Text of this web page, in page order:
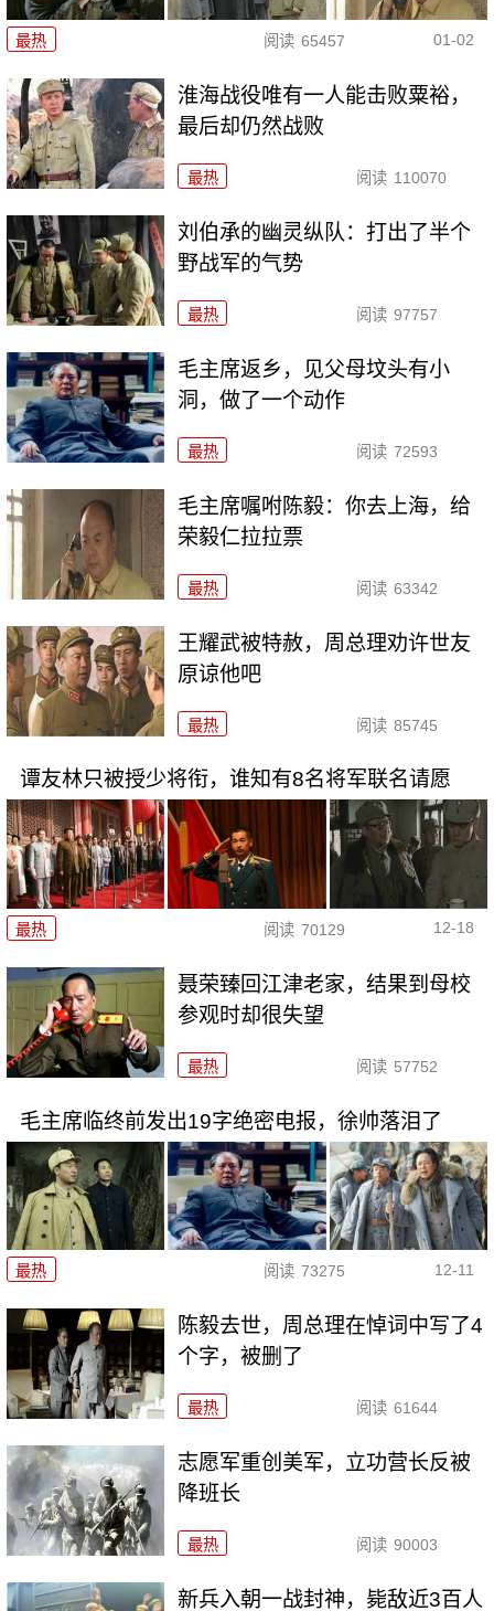
最热 阅读 65457 01-02
淮海战役唯有一人能击败粟裕，
最后却仍然战败
最热 阅读 110070
刘伯承的幽灵纵队：打出了半个
野战军的气势
最热 阅读 97757
毛主席返乡，见父母坟头有小
洞，做了一个动作
最热 阅读 72593
毛主席嘱咐陈毅：你去上海，给
荣毅仁拉拉票
最热 阅读 63342
王耀武被特赦，周总理劝许世友
原谅他吧
最热 阅读 85745
谭友林只被授少将衔，谁知有8名将军联名请愿
最热 阅读 70129 12-18
聂荣臻回江津老家，结果到母校
参观时却很失望
最热 阅读 57752
毛主席临终前发出19字绝密电报，徐帅落泪了
最热 阅读 73275 12-11
陈毅去世，周总理在悼词中写了4
个字，被删了
最热 阅读 61644
志愿军重创美军，立功营长反被
降班长
最热 阅读 90003
新兵入朝一战封神，毙敌近3百人